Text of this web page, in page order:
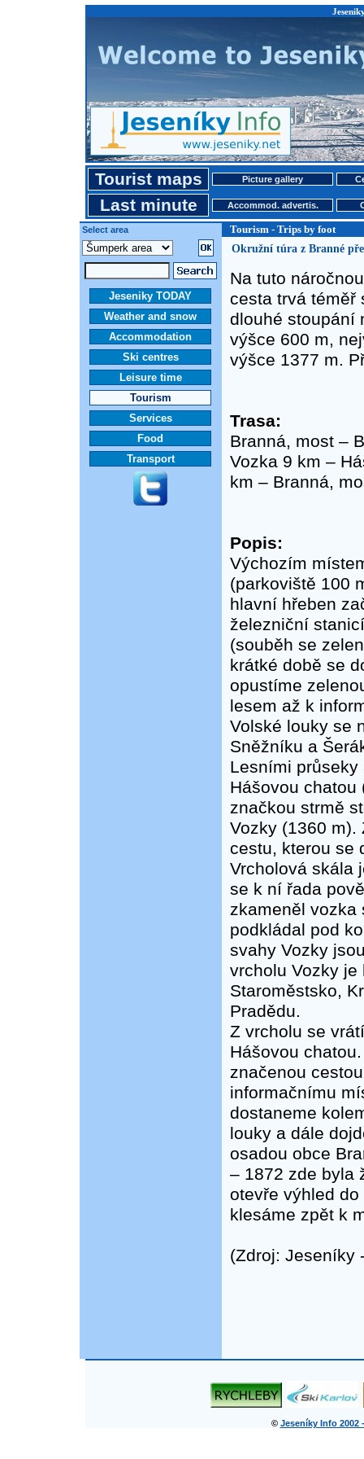
Tourist maps Picture gallery
Last minute Accommod. advertis.
Select area Tourism - Trips by foot
Jeseniky TODAY
Weather and snow
Accommodation
Ski centres
Leisure time
Tourism
Services
Food
Transport
Okružní túra z Branné
Na tuto
cesta trvá téměř
dlouhé stoupání
výšce 600 m,
výšce 1377 m.
Trasa:
Branná, most –
Vozka 9 km –
km – Branná,
Popis:
Výchozím
(parkoviště 100
hlavní hřeben
železniční
(souběh se
krátké době se
opustíme
lesem až k
Volské louky se
Sněžníku a
Lesními
Hášovou chatou
značkou strmě
Vozky (1360
cestu, kterou se
Vrcholová skála
se k ní řada
zkameněl vozka
podkládal pod
svahy Vozky
vrcholu Vozky je
Staroměstsko,
Pradědu.
Z vrcholu se
Hášovou
značenou
informačnímu
dostaneme
louky a dále
osadou obce
– 1872 zde byla
otevře výhled
klesáme zpět k
(Zdroj: Jeseníky
© Jeseníky Info 2002